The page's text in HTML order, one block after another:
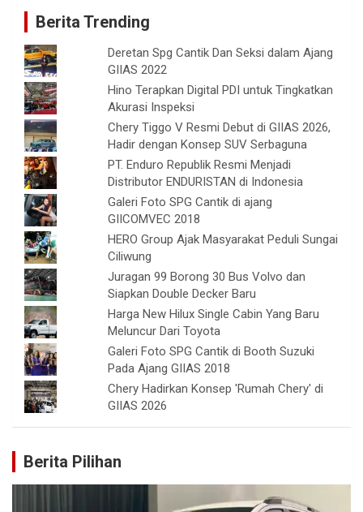
Berita Trending
Deretan Spg Cantik Dan Seksi dalam Ajang
GIIAS 2022
Hino Terapkan Digital PDI untuk Tingkatkan
Akurasi Inspeksi
Chery Tiggo V Resmi Debut di GIIAS 2026,
Hadir dengan Konsep SUV Serbaguna
PT. Enduro Republik Resmi Menjadi
Distributor ENDURISTAN di Indonesia
Galeri Foto SPG Cantik di ajang
GIICOMVEC 2018
HERO Group Ajak Masyarakat Peduli Sungai
Ciliwung
Juragan 99 Borong 30 Bus Volvo dan
Siapkan Double Decker Baru
Harga New Hilux Single Cabin Yang Baru
Meluncur Dari Toyota
Galeri Foto SPG Cantik di Booth Suzuki
Pada Ajang GIIAS 2018
Chery Hadirkan Konsep 'Rumah Chery' di
GIIAS 2026
Berita Pilihan